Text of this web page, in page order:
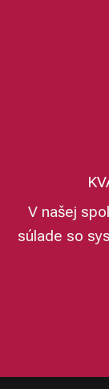
V našej
súlade so